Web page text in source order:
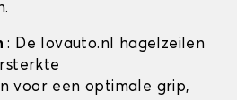
: De lovauto.nl hagelzeilen
voor een optimale grip,